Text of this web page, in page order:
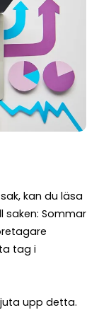
kan du läsa
saken: Sommar
tag i
upp detta.